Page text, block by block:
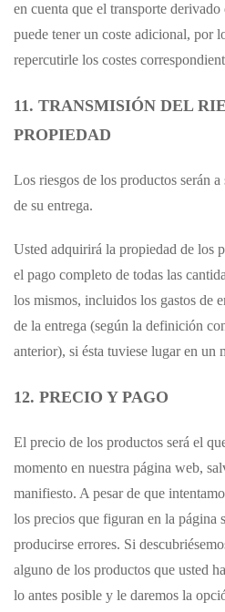
en cuenta que el transporte
puede tener un coste adicional, por
repercutirle los costes
11. TRANSMISIÓN DEL
PROPIEDAD
Los riesgos de los productos serán
de su entrega.
Usted adquirirá la propiedad de los
el pago completo de todas las
los mismos, incluidos los gastos de
de la entrega (según la definición
anterior), si ésta tuviese lugar en un
12. PRECIO Y PAGO
El precio de los productos será el
momento en nuestra página web,
manifiesto. A pesar de que
los precios que figuran en la página
producirse errores. Si
alguno de los productos que usted
lo antes posible y le daremos la